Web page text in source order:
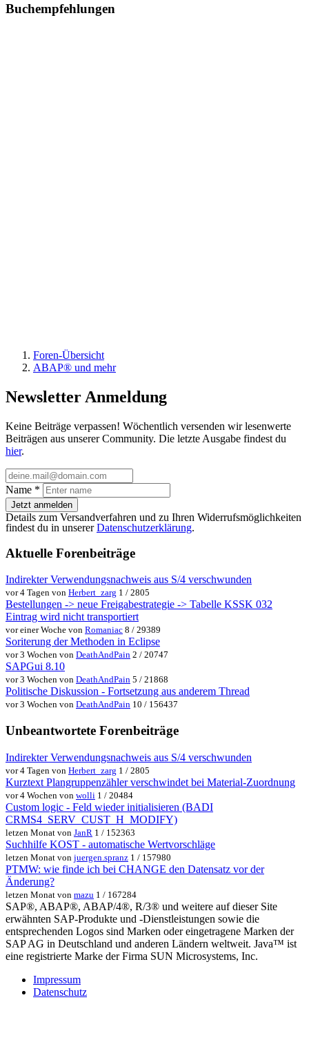
Buchempfehlungen
Foren-Übersicht
ABAP® und mehr
Newsletter Anmeldung
Keine Beiträge verpassen! Wöchentlich versenden wir lesenwerte
Beiträgen aus unserer Community. Die letzte Ausgabe findest du
hier.
Name *
Jetzt anmelden
Details zum Versandverfahren und zu Ihren Widerrufsmöglichkeiten
findest du in unsererDatenschutzerklärung.
Aktuelle Forenbeiträge
Indirekter Verwendungsnachweis aus S/4 verschwunden
vor 4 Tagen von Herbert_zarg 1 / 2805
Bestellungen -> neue Freigabestrategie -> Tabelle KSSK 032
Eintrag wird nicht transportiert
vor einer Woche von Romaniac 8 / 29389
Soriterung der Methoden in Eclipse
vor 3 Wochen von DeathAndPain 2 / 20747
SAPGui 8.10
vor 3 Wochen von DeathAndPain 5 / 21868
Politische Diskussion - Fortsetzung aus anderem Thread
vor 3 Wochen von DeathAndPain 10 / 156437
Unbeantwortete Forenbeiträge
Indirekter Verwendungsnachweis aus S/4 verschwunden
vor 4 Tagen von Herbert_zarg 1 / 2805
Kurztext Plangruppenzähler verschwindet bei Material-Zuordnung
vor 4 Wochen von wolli 1 / 20484
Custom logic - Feld wieder initialisieren (BADI
CRMS4_SERV_CUST_H_MODIFY)
letzen Monat von JanR 1 / 152363
Suchhilfe KOST - automatische Wertvorschläge
letzen Monat von juergen.spranz 1 / 157980
PTMW: wie finde ich bei CHANGE den Datensatz vor der
Änderung?
letzen Monat von mazu 1 / 167284
SAP®, ABAP®, ABAP/4®, R/3® und weitere auf dieser Site
erwähnten SAP-Produkte und -Dienstleistungen sowie die
entsprechenden Logos sind Marken oder eingetragene Marken der
SAP AG in Deutschland und anderen Ländern weltweit. Java™ ist
eine registrierte Marke der Firma SUN Microsystems, Inc.
Impressum
Datenschutz